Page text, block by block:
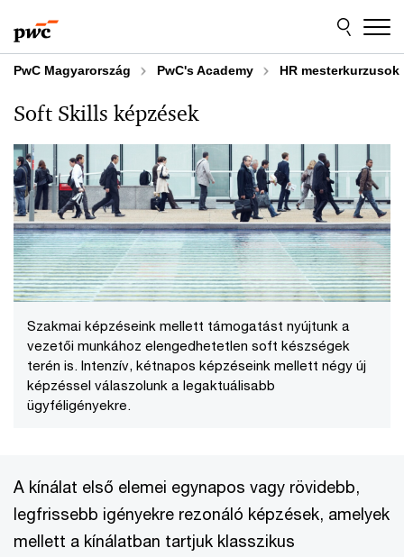
to
content
to
footer
PwC Magyarország PwC's Academy HR
Soft Skills képzések
Szakmai képzéseink mellett támogatást nyújtunk a
vezetői munkához elengedhetetlen soft készségek
terén is. Intenzív, kétnapos képzéseink mellett négy új
képzéssel válaszolunk a legaktuálisabb
ügyféligényekre.
A kínálat első elemei egynapos vagy rövidebb,
legfrissebb igényekre rezonáló képzések, amelyek
mellett a kínálatban tartjuk klasszikus